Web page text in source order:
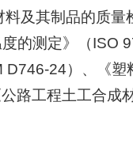
及其制品的质量
的测定》（ISO
D746-24）、《塑
公路工程土工合成